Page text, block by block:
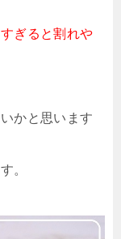
ぎると割れや
かと思います
。